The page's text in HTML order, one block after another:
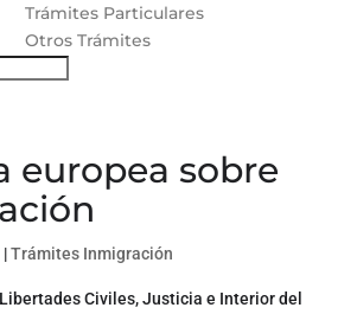
Trámites Particulares
Otros Trámites
europea sobre
|Trámites Inmigración
Civiles, Justicia e Interior del